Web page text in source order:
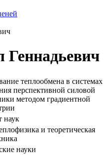
теплообмена в системах
перспективной силовой
методом градиентной
наук
и теоретическая
науки